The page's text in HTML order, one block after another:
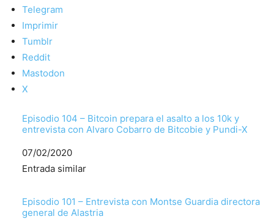
Telegram
Imprimir
Tumblr
Reddit
Mastodon
X
Episodio 104 – Bitcoin prepara el asalto a los 10k y
entrevista con Alvaro Cobarro de Bitcobie y Pundi-X
Fecha
07/02/2020
Respecto a
Entrada similar
Episodio 101 – Entrevista con Montse Guardia directora
general de Alastria